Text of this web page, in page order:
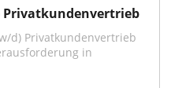
d) Privatkundenvertrieb
in